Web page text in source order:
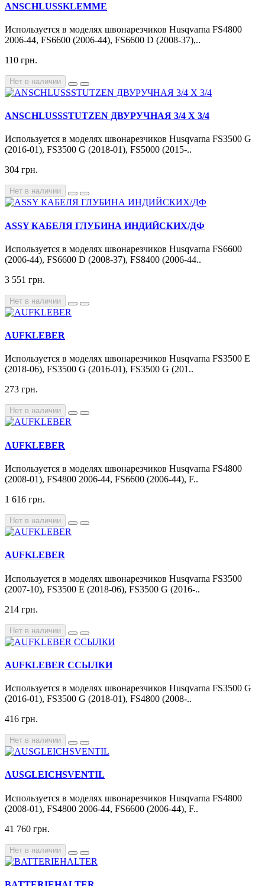
ANSCHLUSSKLEMME
Используется в моделях швонарезчиков Husqvarna FS4800
2006-44, FS6600 (2006-44), FS6600 D (2008-37),..
110 грн.
Нет в наличии
ANSCHLUSSSTUTZEN ДВУРУЧНАЯ 3/4 Х 3/4
Используется в моделях швонарезчиков Husqvarna FS3500 G
(2016-01), FS3500 G (2018-01), FS5000 (2015-..
304 грн.
Нет в наличии
ASSY КАБЕЛЯ ГЛУБИНА ИНДИЙСКИХ/ДФ
Используется в моделях швонарезчиков Husqvarna FS6600
(2006-44), FS6600 D (2008-37), FS8400 (2006-44..
3 551 грн.
Нет в наличии
AUFKLEBER
Используется в моделях швонарезчиков Husqvarna FS3500 E
(2018-06), FS3500 G (2016-01), FS3500 G (201..
273 грн.
Нет в наличии
AUFKLEBER
Используется в моделях швонарезчиков Husqvarna FS4800
(2008-01), FS4800 2006-44, FS6600 (2006-44), F..
1 616 грн.
Нет в наличии
AUFKLEBER
Используется в моделях швонарезчиков Husqvarna FS3500
(2007-10), FS3500 E (2018-06), FS3500 G (2016-..
214 грн.
Нет в наличии
AUFKLEBER ССЫЛКИ
Используется в моделях швонарезчиков Husqvarna FS3500 G
(2016-01), FS3500 G (2018-01), FS4800 (2008-..
416 грн.
Нет в наличии
AUSGLEICHSVENTIL
Используется в моделях швонарезчиков Husqvarna FS4800
(2008-01), FS4800 2006-44, FS6600 (2006-44), F..
41 760 грн.
Нет в наличии